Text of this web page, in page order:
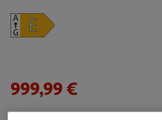
999,99 €